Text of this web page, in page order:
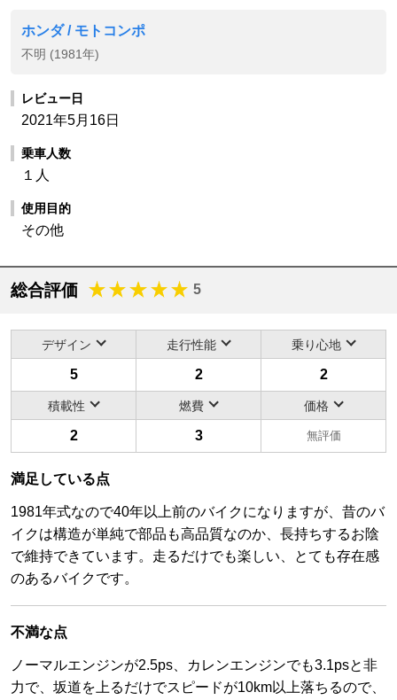
ホンダ / モトコンポ
不明 (1981年)
レビュー日
2021年5月16日
乗車人数
１人
使用目的
その他
総合評価 5
デザイン 走行性能 乗り心地
5 2 2
積載性 燃費 価格
2 3 無評価
満足している点
1981年式なので40年以上前のバイクになりますが、昔のバ
イクは構造が単純で部品も高品質なのか、長持ちするお陰
で維持できています。走るだけでも楽しい、とても存在感
のあるバイクです。
不満な点
ノーマルエンジンが2.5ps、カレンエンジンでも3.1psと非
力で、坂道を上るだけでスピードが10km以上落ちるので、